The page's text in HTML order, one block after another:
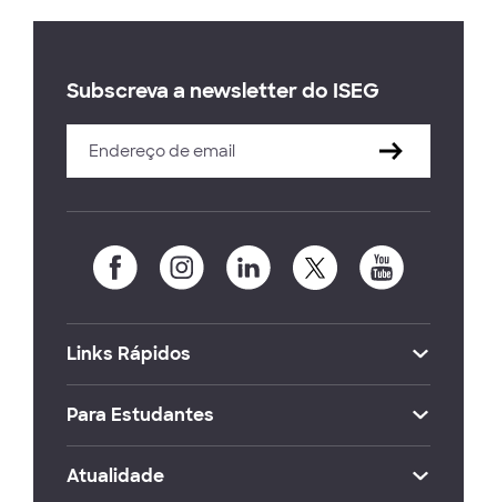
Subscreva a newsletter do ISEG
Links Rápidos
Para Estudantes
Atualidade